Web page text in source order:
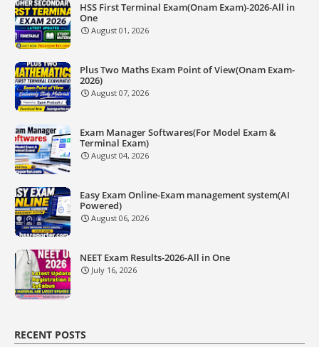
HSS First Terminal Exam(Onam Exam)-2026-All in
One
August 01, 2026
Plus Two Maths Exam Point of View(Onam Exam-
2026)
August 07, 2026
Exam Manager Softwares(For Model Exam &
Terminal Exam)
August 04, 2026
Easy Exam Online-Exam management system(AI
Powered)
August 06, 2026
NEET Exam Results-2026-All in One
July 16, 2026
RECENT POSTS